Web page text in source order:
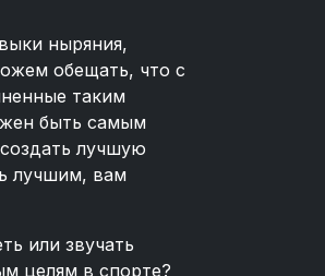
ныряния,
обещать, что с
таким
быть самым
лучшую
лучшим, вам
или звучать
целям в спорте?